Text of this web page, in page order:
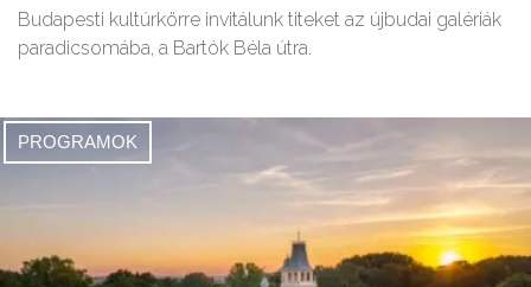
Budapesti kultúrkörre invitálunk titeket az újbudai galériák
paradicsomába, a Bartók Béla útra.
PROGRAMOK